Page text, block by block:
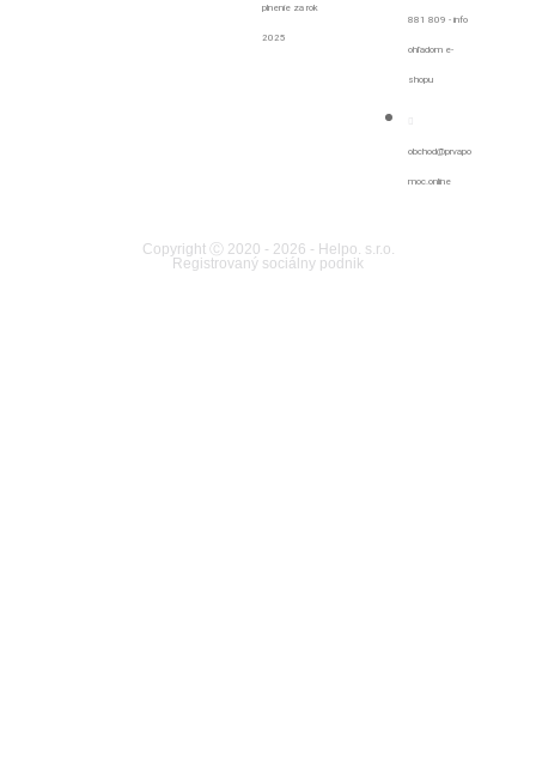
plnenie za rok
2025
881 809 - info
ohľadom e-
shopu
obchod@prvapo
moc.online
Copyright Ⓒ 2020 - 2026 - Helpo. s.r.o.
Registrovaný sociálny podnik